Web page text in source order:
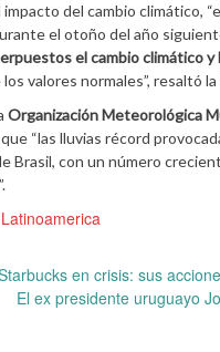
impacto del cambio climático,
el otoño del año
el cambio climático
los valores normales”, resaltó
Organización Meteorológica
“las lluvias récord
Brasil, con un número
”.
Latinoamerica
en crisis: sus
El ex presidente uruguayo